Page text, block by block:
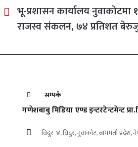
भू-प्रशासन कार्यालय नुवाकोटमा
राजस्व संकलन, ७४ प्रतिशत
सम्पर्क
गणेशबाबु मिडिया एण्ड इन्टरटेन्टमेन्ट
विदुर-४, विदुर, नुवाकोट, बागमती प्रदेश,